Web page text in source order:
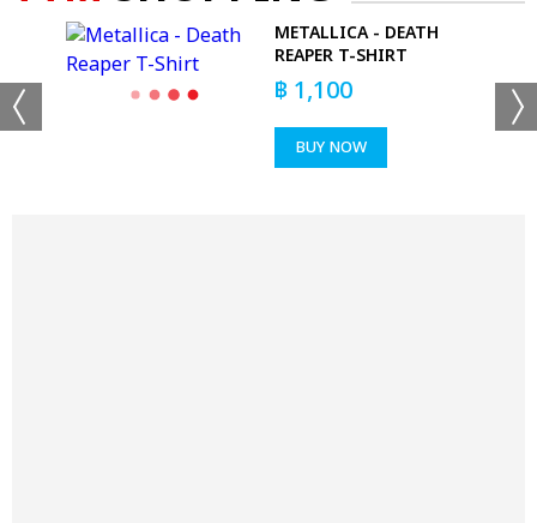
METALLICA - DEATH
REAPER T-SHIRT
฿ 1,100
BUY NOW